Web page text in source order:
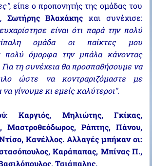
, είπε ο προπονητής της ομάδας του
Σωτήρης Βλαχάκης και συνέχισε:
είναι ότι παρά την πολύ
ομάδα οι παίκτες μου
πολύ όμορφα την μπάλα κάνοντας
τη συνέχεια θα προσπαθήσουμε να
ώστε να κοντραριζόμαστε με
γίνουμε κι εμείς καλύτεροι".
Καργιός, Μηλιώτης, Γκίκας,
Μαστροθεόδωρος, Ράπτης, Πάνου,
Κανέλλος. Αλλαγές μπήκαν οι:
Καράπαπας, Μπίνας Π.,
Τσιάπαλης.